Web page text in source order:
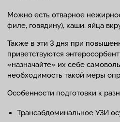
Можно есть отварное
филе, говядину), каши, яйца
Также в эти 3 дня при
приветствуются
«назначайте» их себе
необходимость такой меры
Особенности подготовки к
Трансабдоминальное УЗИ